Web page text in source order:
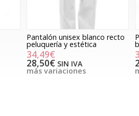
Pantalón unisex blanco recto
peluquería y estética
34,49€
28,50€ SIN IVA
más variaciones